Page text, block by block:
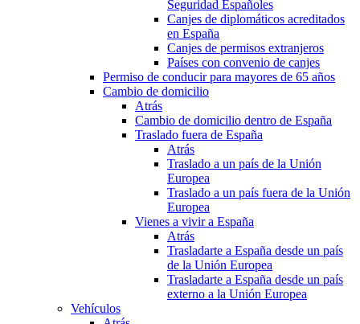
Seguridad Españoles
Canjes de diplomáticos acreditados
en España
Canjes de permisos extranjeros
Países con convenio de canjes
Permiso de conducir para mayores de 65 años
Cambio de domicilio
Atrás
Cambio de domicilio dentro de España
Traslado fuera de España
Atrás
Traslado a un país de la Unión
Europea
Traslado a un país fuera de la Unión
Europea
Vienes a vivir a España
Atrás
Trasladarte a España desde un país
de la Unión Europea
Trasladarte a España desde un país
externo a la Unión Europea
Vehículos